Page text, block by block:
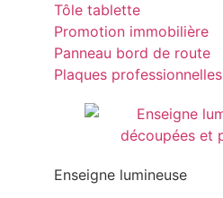
Tôle tablette
Promotion immobilière
Panneau bord de route
Plaques professionnelles
Enseigne lumineuse